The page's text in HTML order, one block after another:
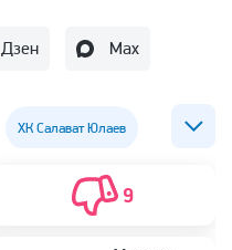
Дзен Max
ХК Салават Юлаев
9